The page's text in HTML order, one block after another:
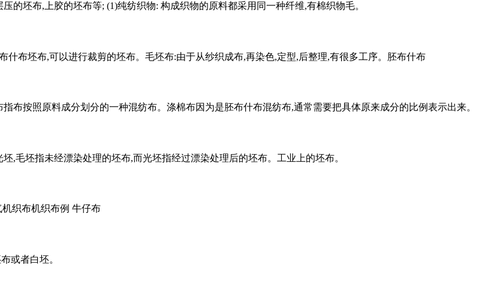
的坯布,上胶的坯布等; (1)纯纺织物: 构成织物的原料都采用同一种纤维,有棉织物毛。
布坯布,可以进行裁剪的坯布。毛坯布:由于从纱织成布,再染色,定型,后整理,有很多工序。胚布什布
布按照原料成分划分的一种混纺布。涤棉布因为是胚布什布混纺布,通常需要把具体原来成分的比例表示出来。
,毛坯指未经漂染处理的坯布,而光坯指经过漂染处理后的坯布。工业上的坯布。
织布机织布例 牛仔布
或者白坯。